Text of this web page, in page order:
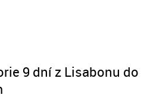
9 dní z Lisabonu do